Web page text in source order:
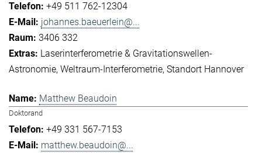
+49 511 762-12304
johannes.baeuerlein@...
3406 332
Laserinterferometrie & Gravitationswellen-
Astronomie Weltraum-Interferometrie Standort Hannover
Matthew Beaudoin
Doktorand
+49 331 567-7153
matthew.beaudoin@...